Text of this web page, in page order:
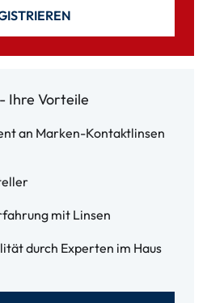
Ihre Vorteile
an Marken-Kontaktlinsen
mit Linsen
durch Experten im Haus